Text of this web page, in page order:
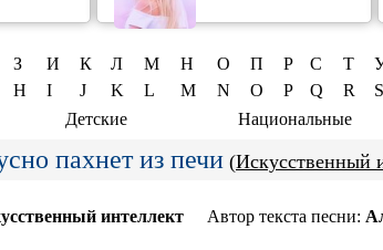
З И К Л М Н О П Р С Т
H I J K L M N O P Q R S
Детские Национальные
пахнет из печи (Искусственный
интеллект Автор текста песни: